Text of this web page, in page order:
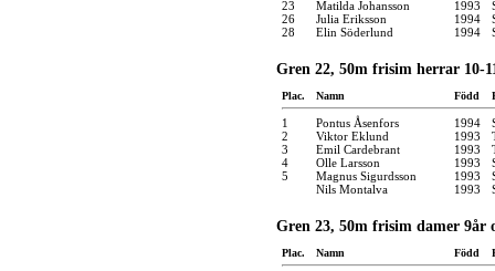
23 Matilda Johansson 1993
26
Julia Eriksson 1994
28
Elin Söderlund 1994
Gren 22, 50m frisim herrar 10-
Plac. Namn Född
1 Pontus Åsenfors 1994
2
Viktor Eklund 1993
3
Emil Cardebrant 1993
4
Olle Larsson 1993
5
Magnus Sigurdsson 1993
Nils Montalva
1993
Gren 23, 50m frisim damer 9år
Plac. Namn Född